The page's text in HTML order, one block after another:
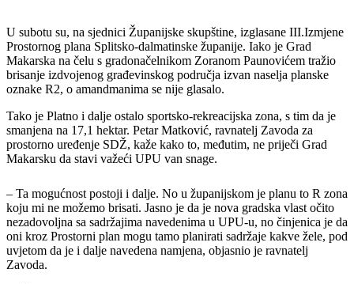
U subotu su, na sjednici Županijske skupštine, izglasane III.Izmjene
Prostornog plana Splitsko-dalmatinske županije. Iako je Grad
Makarska na čelu s gradonačelnikom Zoranom Paunovićem tražio
brisanje izdvojenog građevinskog područja izvan naselja planske
oznake R2, o amandmanima se nije glasalo.
Tako je Platno i dalje ostalo sportsko-rekreacijska zona, s tim da je
smanjena na 17,1 hektar. Petar Matković, ravnatelj Zavoda za
prostorno uređenje SDŽ, kaže kako to, međutim, ne priječi Grad
Makarsku da stavi važeći UPU van snage.
– Ta mogućnost postoji i dalje. No u županijskom je planu to R zona
koju mi ne možemo brisati. Jasno je da je nova gradska vlast očito
nezadovoljna sa sadržajima navedenima u UPU-u, no činjenica je da
oni kroz Prostorni plan mogu tamo planirati sadržaje kakve žele, pod
uvjetom da je i dalje navedena namjena, objasnio je ravnatelj
Zavoda.